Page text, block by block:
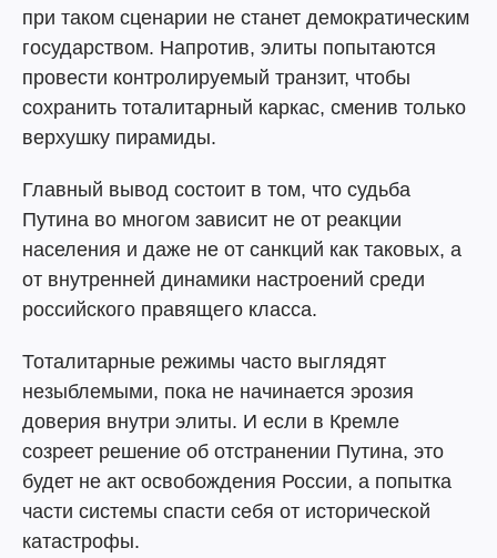
при таком сценарии не станет демократическим
государством. Напротив, элиты попытаются
провести контролируемый транзит, чтобы
сохранить тоталитарный каркас, сменив только
верхушку пирамиды.
Главный вывод состоит в том, что судьба
Путина во многом зависит не от реакции
населения и даже не от санкций как таковых, а
от внутренней динамики настроений среди
российского правящего класса.
Тоталитарные режимы часто выглядят
незыблемыми, пока не начинается эрозия
доверия внутри элиты. И если в Кремле
созреет решение об отстранении Путина, это
будет не акт освобождения России, а попытка
части системы спасти себя от исторической
катастрофы.